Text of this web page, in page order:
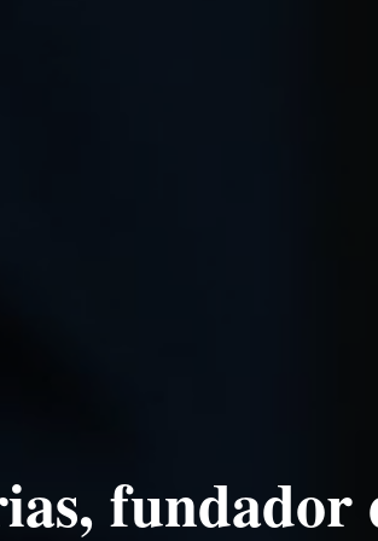
fundador